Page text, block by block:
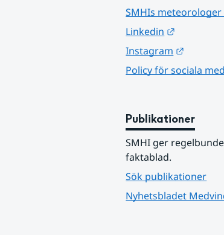
SMHIs meteorologer
Linkedin
Instagram
Policy för sociala
Publikationer
SMHI ger
faktablad.
Sök publikationer
Nyhetsbladet